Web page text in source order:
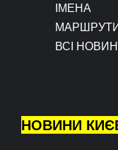
ІМЕНА
ВСІ
НОВИНИ